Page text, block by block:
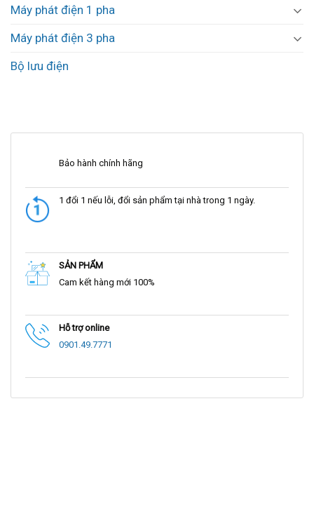
Máy phát điện 1 pha
Máy phát điện 3 pha
Bộ lưu điện
Bảo hành chính hãng
1 đổi 1 nếu lỗi, đổi sản phẩm tại nhà trong 1 ngày.
SẢN PHẨM
Cam kết hàng mới 100%
Hỗ trợ online
0901.49.7771